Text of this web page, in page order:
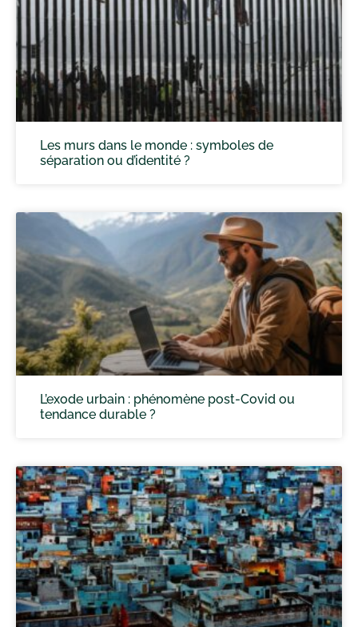
Les murs dans le monde : symboles de
séparation ou d’identité ?
L’exode urbain : phénomène post-Covid ou
tendance durable ?